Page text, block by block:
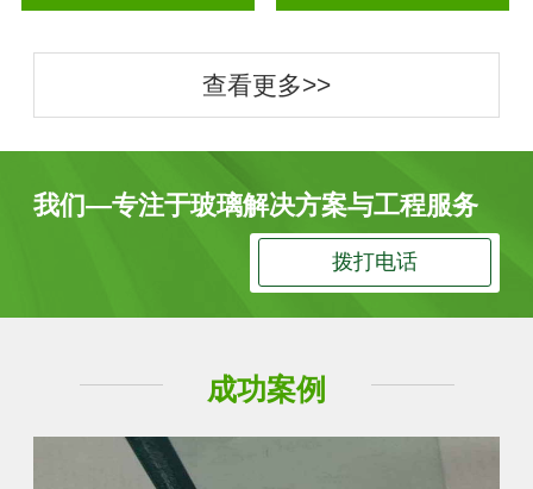
查看更多>>
我们—专注于玻璃解决方案与工程服务
拨打电话
成功案例